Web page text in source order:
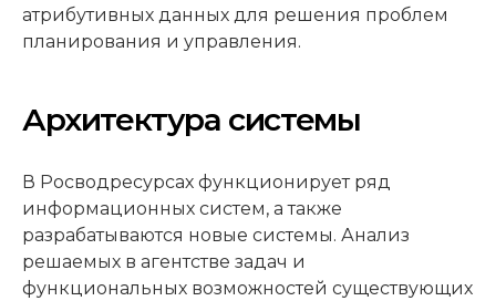
атрибутивных данных для решения проблем
планирования и управления.
Архитектура системы
В Росводресурсах функционирует ряд
информационных систем, а также
разрабатываются новые системы. Анализ
решаемых в агентстве задач и
функциональных возможностей существующих